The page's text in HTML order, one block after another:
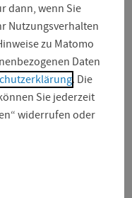
dann, wenn Sie
Nutzungsverhalten
zu Matomo
Daten
. Die
Sie jederzeit
widerrufen oder